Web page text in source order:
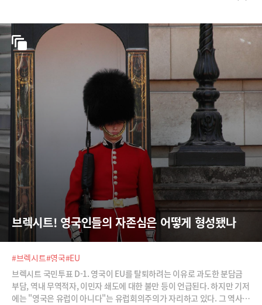
브렉시트! 영국인들의 자존심은 어떻게 형성됐나
#브렉시트#영국#EU
브렉시트 국민투표 D-1. 영국이 EU를 탈퇴하려는 이유로 과도한 분담금
부담, 역내 무역적자, 이민자 쇄도에 대한 불만 등이 언급된다. 하지만 기저
에는 "영국은 유럽이 아니다"는 유럽회의주의가 자리하고 있다. 그 역사적